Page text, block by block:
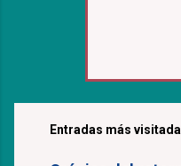
Entradas más